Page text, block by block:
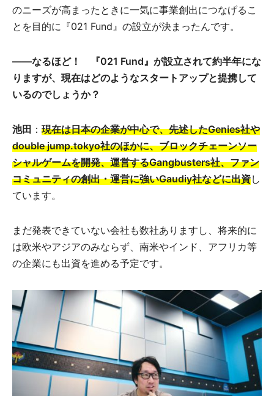
のニーズが高まったときに一気に事業創出につなげるこ
とを目的に『021 Fund』の設立が決まったんです。
――なるほど！ 『021 Fund』が設立されて約半年にな
りますが、現在はどのようなスタートアップと提携して
いるのでしょうか？
池田 ： 現在は日本の企業が中心で、先述したGenies社や
double jump.tokyo社のほかに、ブロックチェーンソー
シャルゲームを開発、運営するGangbusters社、ファン
コミュニティの創出・運営に強いGaudiy社などに出資し
ています。
まだ発表できていない会社も数社ありますし、将来的に
は欧米やアジアのみならず、南米やインド、アフリカ等
の企業にも出資を進める予定です。